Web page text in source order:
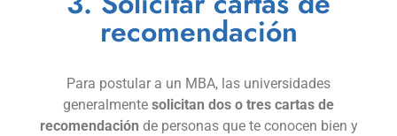
recomendación
Para postular a un MBA, las universidades
generalmente solicitan dos o tres cartas de
recomendación de personas que te conocen bien y